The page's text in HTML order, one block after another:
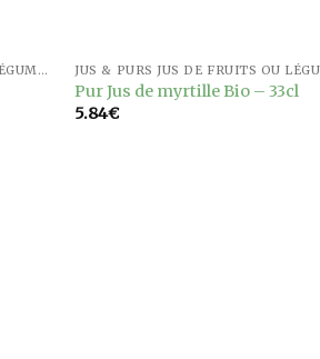
JUS & PURS JUS DE FRUITS OU LÉGUMES
à la
RUPTURE DE STOCK
Pur Jus de myrtille Bio – 33cl
5.84€